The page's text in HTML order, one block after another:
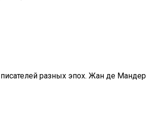
разных эпох. Жан де